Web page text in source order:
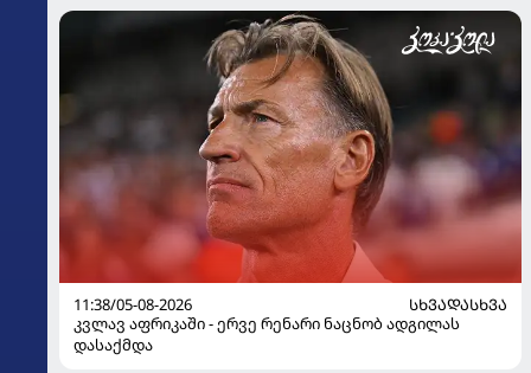
11:38/05-08-2026
ᲡᲮᲕᲐᲓᲐᲡᲮᲕᲐ
კვლავ აფრიკაში - ერვე რენარი ნაცნობ ადგილას
დასაქმდა